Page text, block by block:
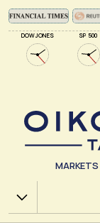
DOW JONES SP 500
MARKETS
Χ.Α.